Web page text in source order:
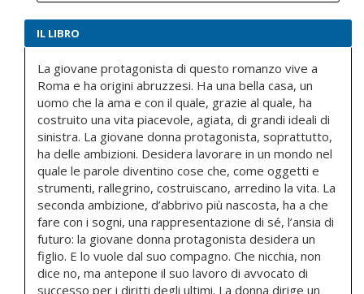
IL LIBRO
La giovane protagonista di questo romanzo vive a
Roma e ha origini abruzzesi. Ha una bella casa, un
uomo che la ama e con il quale, grazie al quale, ha
costruito una vita piacevole, agiata, di grandi ideali di
sinistra. La giovane donna protagonista, soprattutto,
ha delle ambizioni. Desidera lavorare in un mondo nel
quale le parole diventino cose che, come oggetti e
strumenti, rallegrino, costruiscano, arredino la vita. La
seconda ambizione, d’abbrivo più nascosta, ha a che
fare con i sogni, una rappresentazione di sé, l’ansia di
futuro: la giovane donna protagonista desidera un
figlio. E lo vuole dal suo compagno. Che nicchia, non
dice no, ma antepone il suo lavoro di avvocato di
successo per i diritti degli ultimi. La donna dirige un